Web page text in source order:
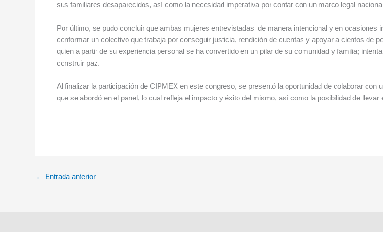
sus familiares desaparecidos, así como la necesidad imperativa por contar con un marco legal
Por último, se pudo concluir que ambas mujeres entrevistadas, de manera intencional y en
conformar un colectivo que trabaja por conseguir justicia, rendición de cuentas y apoyar a cientos de
quien a partir de su experiencia personal se ha convertido en un pilar de su comunidad y familia;
construir paz.
Al finalizar la participación de CIPMEX en este congreso, se presentó la oportunidad de colaborar
que se abordó en el panel, lo cual refleja el impacto y éxito del mismo, así como la posibilidad de
← Entrada anterior